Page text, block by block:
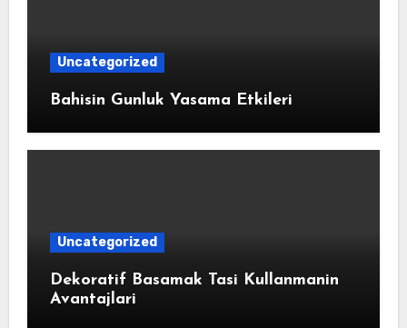
Uncategorized
Bahisin Gunluk Yasama Etkileri
Uncategorized
Dekoratif Basamak Tasi Kullanmanin
Avantajlari